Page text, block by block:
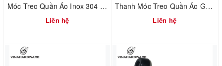
Móc Treo Quần Áo Inox 304 Gắn Tường – Dùng Cho Nhà Tắm & Nhà Bếp | Mã 3600.4.00053
Liên hệ
Thanh Móc Treo Quần Áo Gắn Nóc Tủ Dài 480mm – Vinahardware | Mã 3600.2.00147
Liên hệ